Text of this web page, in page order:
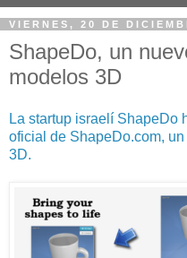
VIERNES, 20 DE
ShapeDo, un
modelos 3D
La startup israelí ShapeDo
oficial de ShapeDo.com,
3D.